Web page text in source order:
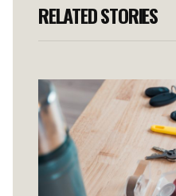
RELATED STORIES